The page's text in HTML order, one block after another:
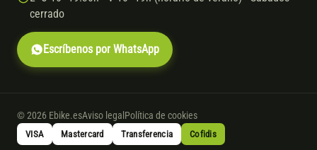
cerrado
Escríbenos por WhatsApp
© 2026 Ebike.esAviso legalPolítica de cookies
VISA Mastercard Transferencia Cofidis